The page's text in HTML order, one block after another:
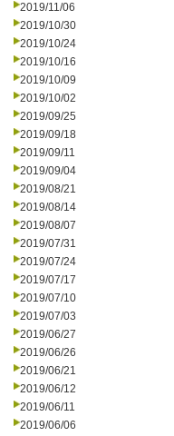
2019/11/06
2019/10/30
2019/10/24
2019/10/16
2019/10/09
2019/10/02
2019/09/25
2019/09/18
2019/09/11
2019/09/04
2019/08/21
2019/08/14
2019/08/07
2019/07/31
2019/07/24
2019/07/17
2019/07/10
2019/07/03
2019/06/27
2019/06/26
2019/06/21
2019/06/12
2019/06/11
2019/06/06